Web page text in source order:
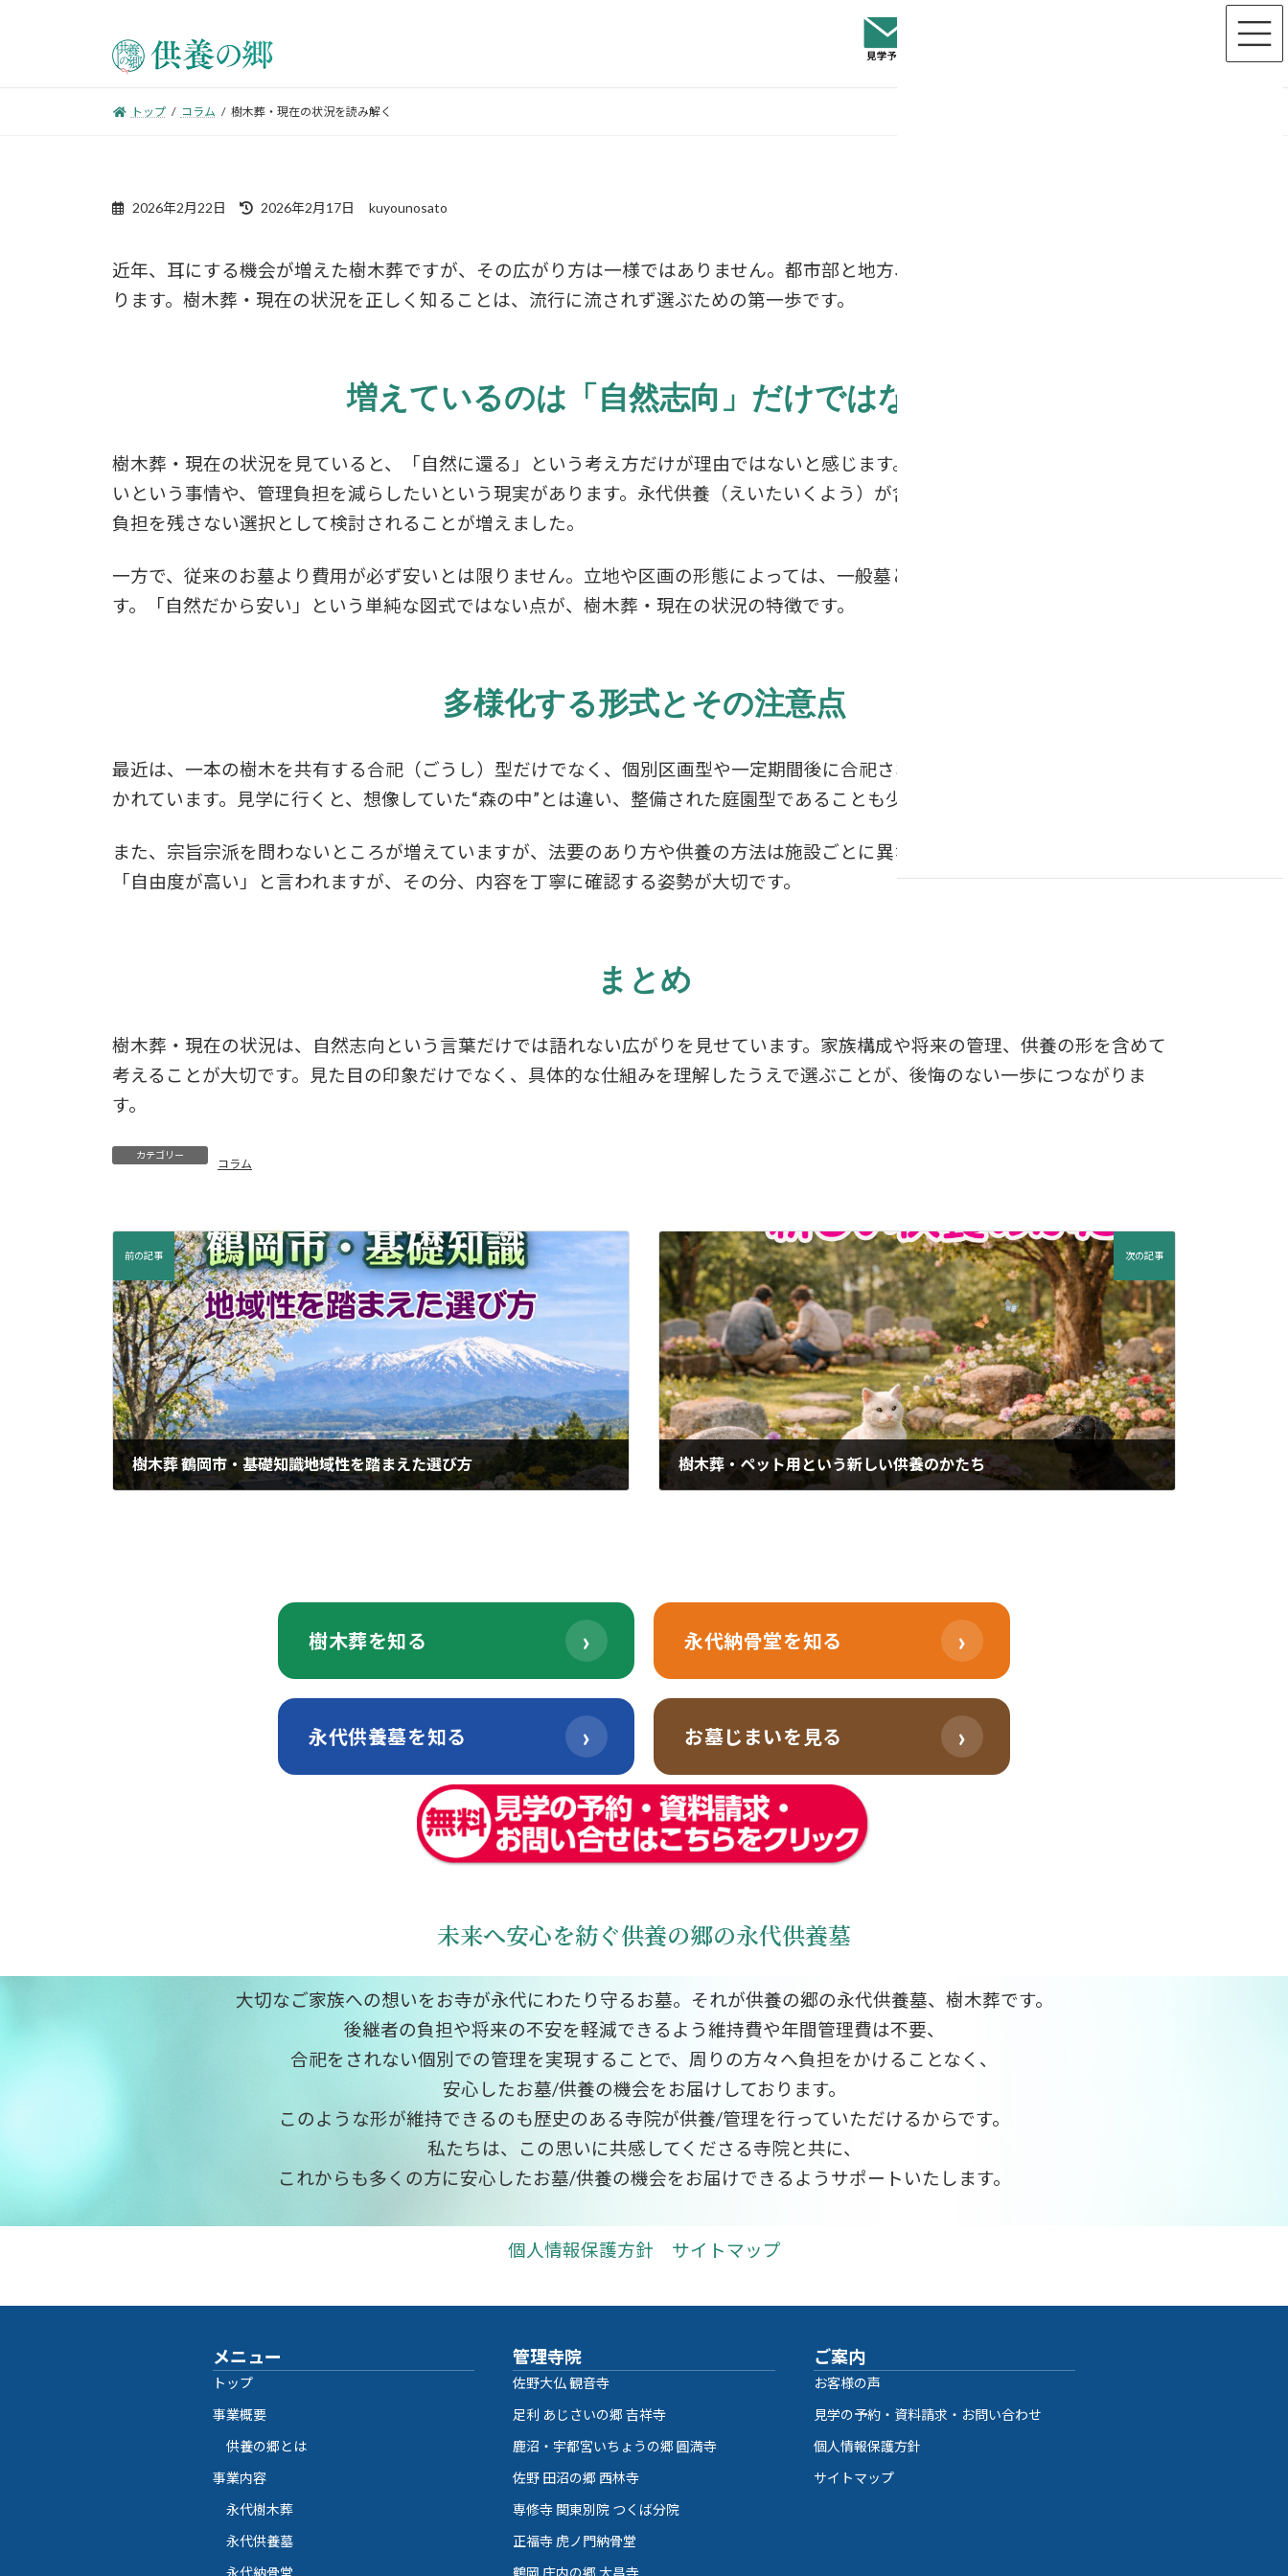
トップ コラム 樹木葬・現在の状況を読み解く
2026年2月22日 2026年2月17日 kuyounosato
近年、耳にする機会が増えた樹木葬ですが、その広がり方は一様ではありません。都市部と地方、寺院と民間霊園では様子が異な
ります。樹木葬・現在の状況を正しく知ることは、流行に流されず選ぶための第一歩です。
増えているのは「自然志向」だけではない
樹木葬・現在の状況を見ていると、「自然に還る」という考え方だけが理由ではないと感じます。背景には、お墓を継ぐ人がいな
いという事情や、管理負担を減らしたいという現実があります。永代供養（えいたいくよう）が含まれている形式が多く、家族に
負担を残さない選択として検討されることが増えました。
一方で、従来のお墓より費用が必ず安いとは限りません。立地や区画の形態によっては、一般墓と大きく変わらない場合もありま
す。「自然だから安い」という単純な図式ではない点が、樹木葬・現在の状況の特徴です。
多様化する形式とその注意点
最近は、一本の樹木を共有する合祀（ごうし）型だけでなく、個別区画型や一定期間後に合祀されるタイプなど、形式が細かく分
かれています。見学に行くと、想像していた“森の中”とは違い、整備された庭園型であることも少なくありません。
また、宗旨宗派を問わないところが増えていますが、法要のあり方や供養の方法は施設ごとに異なります。樹木葬・現在の状況は
「自由度が高い」と言われますが、その分、内容を丁寧に確認する姿勢が大切です。
まとめ
樹木葬・現在の状況は、自然志向という言葉だけでは語れない広がりを見せています。家族構成や将来の管理、供養の形を含めて
考えることが大切です。見た目の印象だけでなく、具体的な仕組みを理解したうえで選ぶことが、後悔のない一歩につながりま
す。
カテゴリー
コラム
前の記事
樹木葬 鶴岡市・基礎知識――地域性を踏まえた選び方
次の記事
樹木葬・ペット用という新しい供養のかたち
樹木葬を知る › 永代納骨堂を知る ›
永代供養墓を知る › お墓じまいを見る ›
未来へ安心を紡ぐ供養の郷の永代供養墓
大切なご家族への想いをお寺が永代にわたり守るお墓。それが供養の郷の永代供養墓、樹木葬です。
後継者の負担や将来の不安を軽減できるよう維持費や年間管理費は不要、
合祀をされない個別での管理を実現することで、周りの方々へ負担をかけることなく、
安心したお墓/供養の機会をお届けしております。
このような形が維持できるのも歴史のある寺院が供養/管理を行っていただけるからです。
私たちは、この思いに共感してくださる寺院と共に、
これからも多くの方に安心したお墓/供養の機会をお届けできるようサポートいたします。
個人情報保護方針 サイトマップ
メニュー
トップ
事業概要
供養の郷とは
事業内容
永代樹木葬
永代供養墓
管理寺院
佐野大仏 観音寺
足利 あじさいの郷 吉祥寺
鹿沼・宇都宮いちょうの郷 圓満寺
佐野 田沼の郷 西林寺
専修寺 関東別院 つくば分院
正福寺 虎ノ門納骨堂
ご案内
お客様の声
見学の予約・資料請求・お問い合わせ
個人情報保護方針
サイトマップ